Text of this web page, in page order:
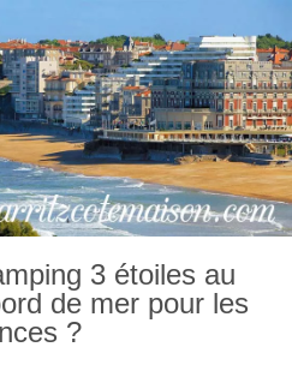
3 étoiles au
de mer pour les
?